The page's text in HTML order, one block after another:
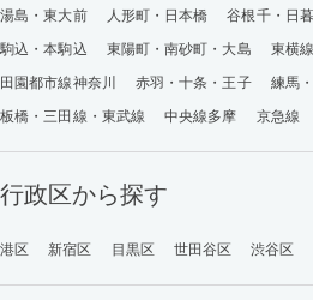
湯島・東大前
人形町・日本橋 谷根千・日
駒込・本駒込
東陽町・南砂町・大島 東横
田園都市線神奈川
赤羽・十条・王子
練馬
板橋・三田線・東武線
中央線多摩 京急線
行政区から探す
港区 新宿区 目黒区 世田谷区 渋谷区